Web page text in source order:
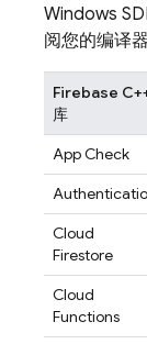
Windows
阅您的编译器
Firebase
库
App Check
Cloud
Firestore
Cloud
Functions